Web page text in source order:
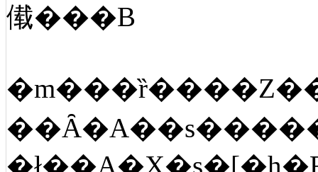
傤���B